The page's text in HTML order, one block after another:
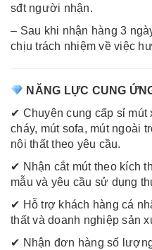
sđt người nhận.
– Sau khi nhận hàng 3
chịu trách nhiệm về việc
NĂNG LỰC CUNG
✔ Chuyên cung cấp sỉ mút
cháy, mút sofa, mút ngoài
nội thất theo yêu cầu.
✔ Nhận cắt mút theo kích
mẫu và yêu cầu sử dụng
✔ Hỗ trợ khách hàng cá
thất và doanh nghiệp sản
✔ Nhận đơn hàng số